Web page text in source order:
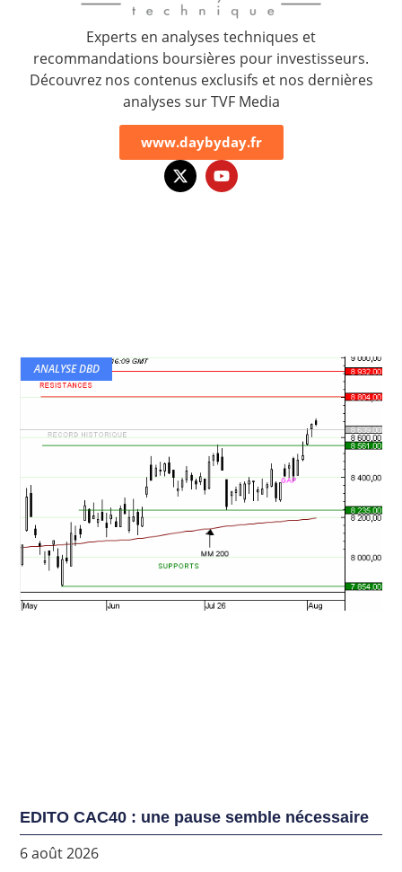
Experts en analyses techniques et
recommandations boursières pour investisseurs.
Découvrez nos contenus exclusifs et nos dernières
analyses sur TVF Media
www.daybyday.fr
ANALYSE DBD
EDITO CAC40 : une pause semble nécessaire
6 août 2026